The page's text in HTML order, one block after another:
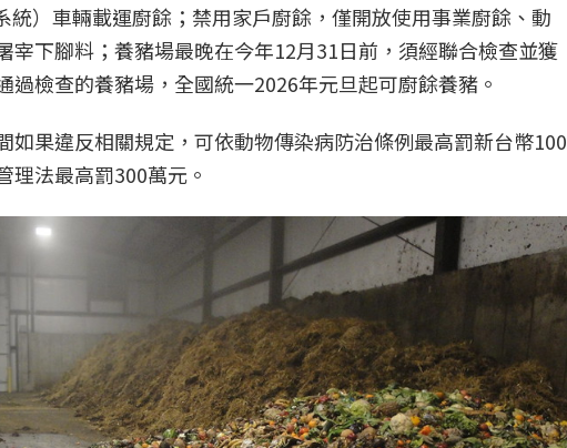
統）車輛載運廚餘；禁用家戶廚餘，僅開放使用事業廚餘、動
宰下腳料；養豬場最晚在今年12月31日前，須經聯合檢查並獲
過檢查的養豬場，全國統一2026年元旦起可廚餘養豬。
如果違反相關規定，可依動物傳染病防治條例最高罰新台幣100
理法最高罰300萬元。